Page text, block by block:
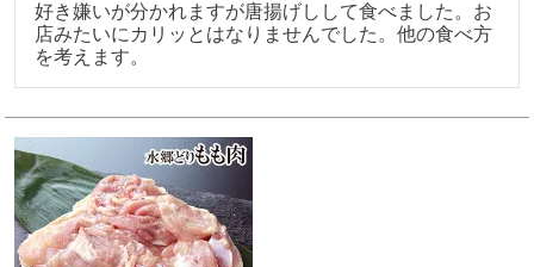
好き嫌いが分かれますが唐揚げしして食べました。お
店みたいにカリッとはなりませんでした。他の食べ方
を考えます。